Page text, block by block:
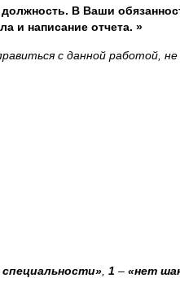
В Ваши
и написание отчета. »
с данной работой,
1 – «нет